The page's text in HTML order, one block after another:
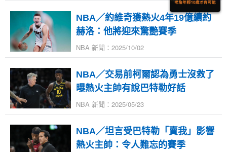
NBA／約維奇獲熱火4年19億續約
赫洛：他將迎來驚艷賽季
NBA 新聞：2025/10/02
NBA／交易前柯爾認為勇士沒救了
曝熱火主帥有說巴特勒好話
NBA 新聞：2025/05/23
NBA／坦言受巴特勒「賣我」影響
熱火主帥：令人難忘的賽季